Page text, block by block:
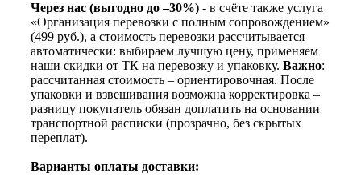
Через нас (выгодно до –30%) - в счёте также услуга
«Организация перевозки с полным сопровождением»
(499 руб.), а стоимость перевозки рассчитывается
автоматически: выбираем лучшую цену, применяем
наши скидки от ТК на перевозку и упаковку. Важно:
рассчитанная стоимость – ориентировочная. После
упаковки и взвешивания возможна корректировка –
разницу покупатель обязан доплатить на основании
транспортной расписки (прозрачно, без скрытых
переплат).
Варианты оплаты доставки: